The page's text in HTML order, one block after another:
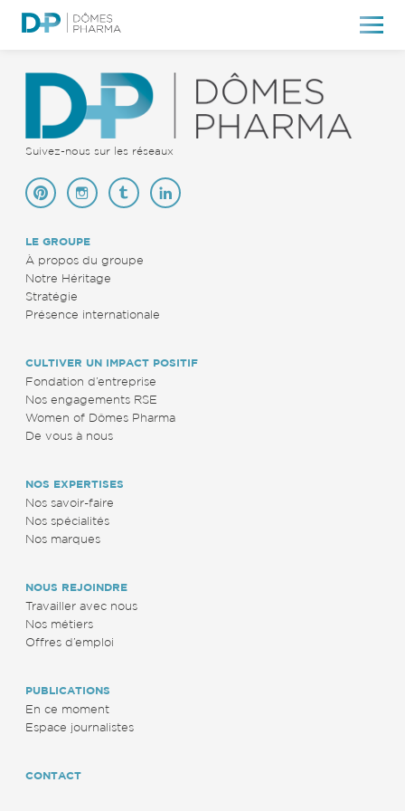
Suivez-nous sur les réseaux
LE GROUPE
À propos du groupe
Notre Héritage
Stratégie
Présence internationale
CULTIVER UN IMPACT POSITIF
Fondation d’entreprise
Nos engagements RSE
Women of Dômes Pharma
De vous à nous
NOS EXPERTISES
Nos savoir-faire
Nos spécialités
Nos marques
NOUS REJOINDRE
Travailler avec nous
Nos métiers
Offres d’emploi
PUBLICATIONS
En ce moment
Espace journalistes
CONTACT